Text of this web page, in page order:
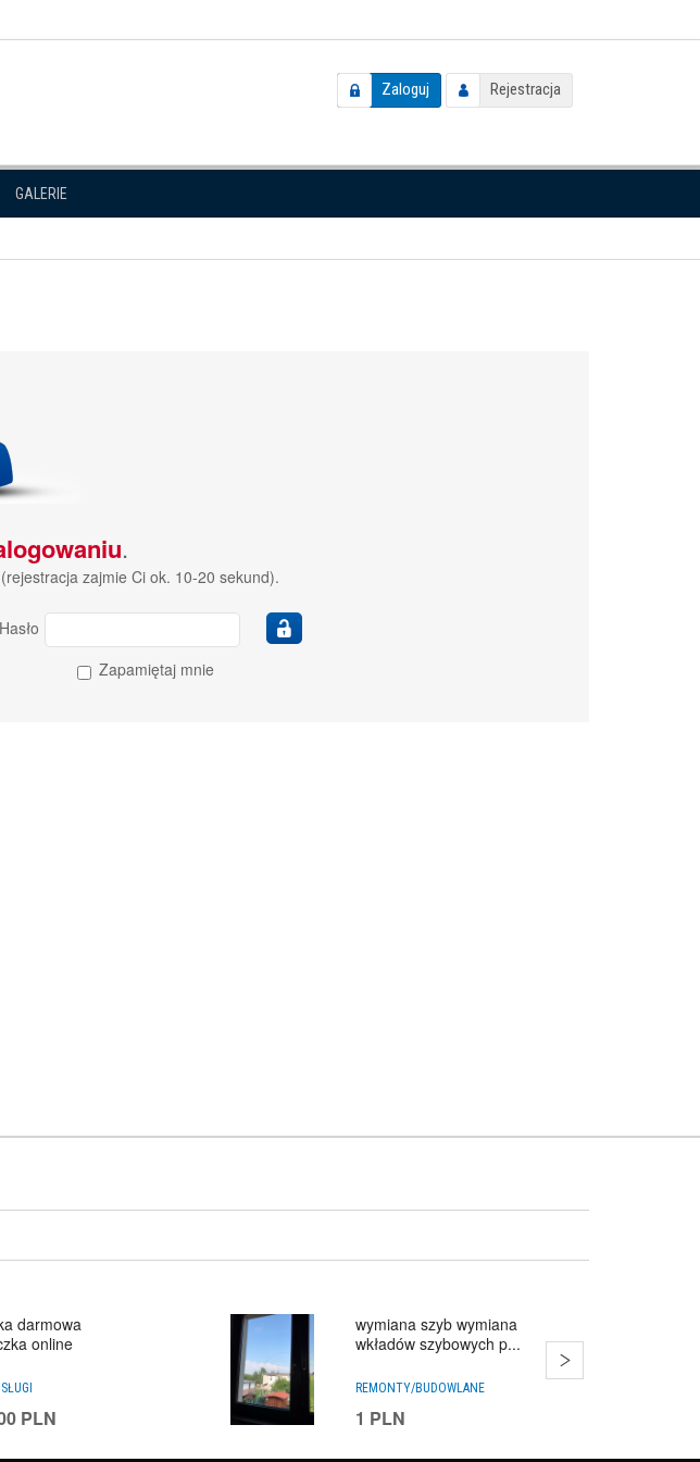
Zaloguj Rejestracja
GALERIE
.
(rejestracja zajmie Ci ok. 10-20 sekund).
Hasło
Zapamiętaj mnie
darmowa
online
PLN
wymiana szyb wymiana
wkładów szybowych p...
REMONTY/BUDOWLANE
1 PLN